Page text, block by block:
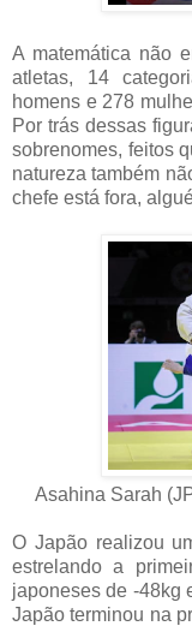
A matemática não
atletas, 14
homens e 278
Por trás dessas
sobrenomes, feitos
natureza também
chefe está fora,
Asahina Sarah
O Japão realizou
estrelando a
japoneses de -48kg
Japão terminou na